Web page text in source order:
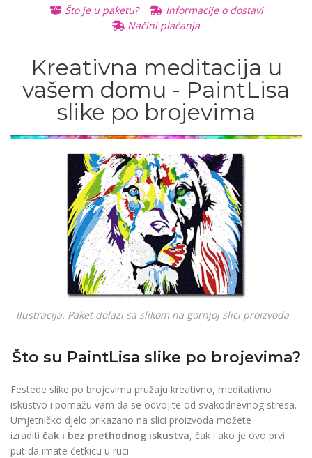
Osvijetljeno, stolno povećalo
READ MORE
MORE
Otvarajuće, prijenosno
džepno povećalo
€6.90 €4.90
READ MORE
READ
Što je u paketu?
Informacije o dostavi
Načini plaćanja
Kreativna meditacija u
vašem domu - PaintLisa
slike po brojevima
Ilustracija. Paket dolazi sa slikom na gornjoj slici proizvoda
Što su PaintLisa slike po brojevima?
Festede slike po brojevima pružaju kreativno, meditativno
iskustvo i pomažu vam da se odvojite od svakodnevnog stresa.
Umjetničko djelo prikazano na slici proizvoda možete
izraditi čak i bez prethodnog iskustva, čak i ako je ovo prvi
put da imate četkicu u ruci.